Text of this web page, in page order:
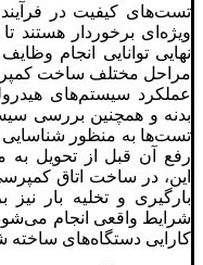
تست‌های کیفیت در
ویژه‌ای برخوردار هستند
نهایی توانایی انجام
مراحل مختلف ساخت
عملکرد سیستم‌های
بدنه و همچنین بررسی
تست‌ها به منظور شناسایی
رفع آن قبل از تحویل به
این، در ساخت اتاق
بارگیری و تخلیه بار نیز
شرایط واقعی انجام
کارایی دستگاه‌های